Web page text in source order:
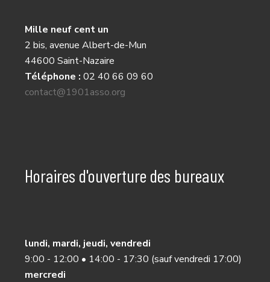
Mille neuf cent un
2 bis, avenue Albert-de-Mun
44600 Saint-Nazaire
Téléphone : 02 40 66 09 60
contact@1901asso.org
Horaires d'ouverture des bureaux
lundi, mardi, jeudi, vendredi
9:00 - 12:00 • 14:00 - 17:30 (sauf vendredi 17:00)
mercredi